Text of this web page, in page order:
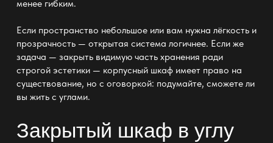
менее гибким.
Если пространство небольшое или вам нужна лёгкость и
прозрачность — открытая система логичнее. Если же
задача — закрыть видимую часть хранения ради
строгой эстетики — корпусный шкаф имеет право на
существование, но с оговоркой: подумайте, сможете ли
вы жить с углами.
Закрытый шкаф в углу